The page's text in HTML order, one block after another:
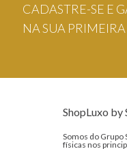
CADASTRE-SE E
NA SUA
ShopLuxo by
Somos do Grupo
físicas nos